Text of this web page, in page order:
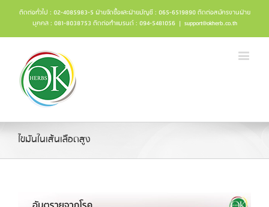
ติดต่อทั่วไป : 02-4085983-5 ฝ่ายจัดซื้อและฝ่ายบัญชี : 065-6519890 ติดต่อสมัครงานฝ่าย
บุคคล : 081-8038753 ติดต่อทำแบรนด์ : 094-5481056 | support@okherb.co.th
ไขมันในเส้นเลือดสูง